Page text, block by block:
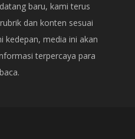
baru, kami terus
dan konten sesuai
kedepan, media ini akan
terpercaya para